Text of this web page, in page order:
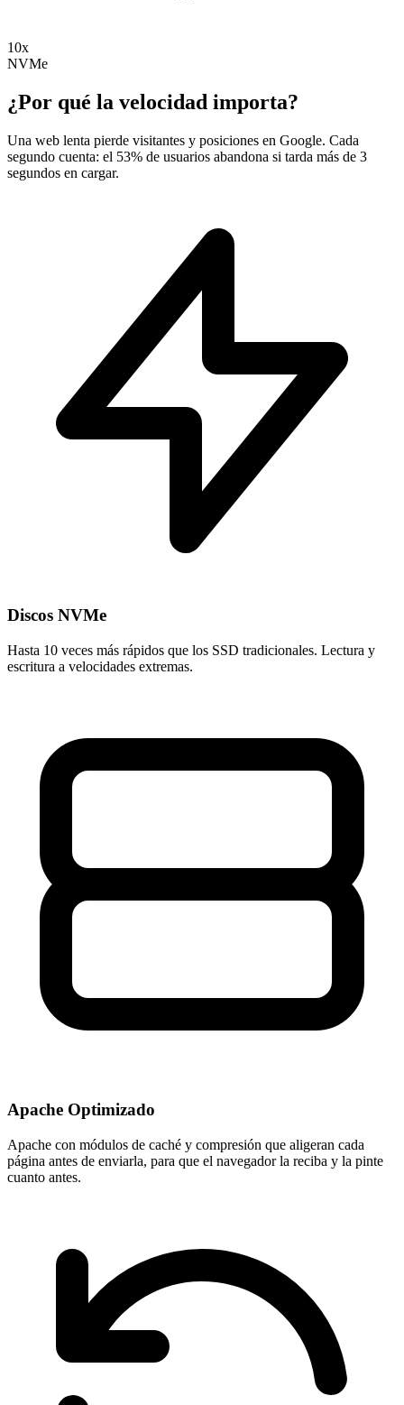
10x
NVMe
¿Por qué la velocidad importa?
Una web lenta pierde visitantes y posiciones en Google. Cada
segundo cuenta: el 53% de usuarios abandona si tarda más de 3
segundos en cargar.
Discos NVMe
Hasta 10 veces más rápidos que los SSD tradicionales. Lectura y
escritura a velocidades extremas.
Apache Optimizado
Apache con módulos de caché y compresión que aligeran cada
página antes de enviarla, para que el navegador la reciba y la pinte
cuanto antes.